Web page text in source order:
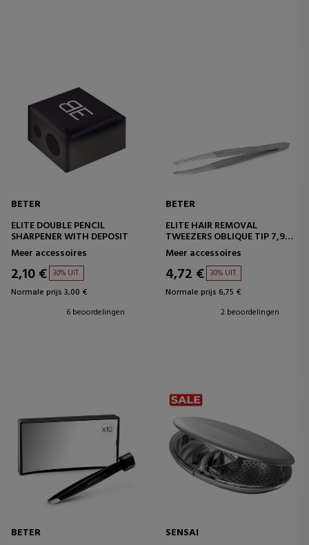
BETER
ELITE DOUBLE PENCIL
SHARPENER WITH DEPOSIT
Meer accessoires
2,10 € 30% UIT.
Normale prijs 3,00 €
6 beoordelingen
BETER
ELITE HAIR REMOVAL
TWEEZERS OBLIQUE TIP 7,9
CM
Meer accessoires
4,72 € 30% UIT.
Normale prijs 6,75 €
2 beoordelingen
BETER
SENSAI